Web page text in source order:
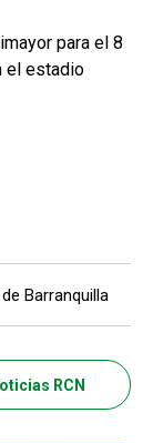
para el 8
el estadio
Barranquilla
RCN